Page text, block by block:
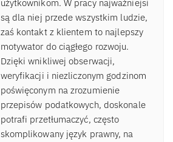
użytkownikom. W pracy najważniejsi
są dla niej przede wszystkim ludzie,
zaś kontakt z klientem to najlepszy
motywator do ciągłego rozwoju.
Dzięki wnikliwej obserwacji,
weryfikacji i niezliczonym godzinom
poświęconym na zrozumienie
przepisów podatkowych, doskonale
potrafi przetłumaczyć, często
skomplikowany język prawny, na